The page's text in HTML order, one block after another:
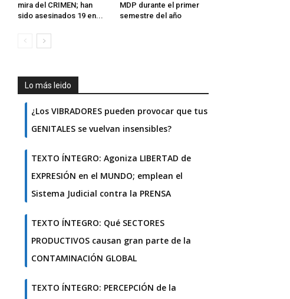
mira del CRIMEN; han
sido asesinados 19 en...
MDP durante el primer
semestre del año
Lo más leido
¿Los VIBRADORES pueden provocar que tus
GENITALES se vuelvan insensibles?
TEXTO ÍNTEGRO: Agoniza LIBERTAD de
EXPRESIÓN en el MUNDO; emplean el
Sistema Judicial contra la PRENSA
TEXTO ÍNTEGRO: Qué SECTORES
PRODUCTIVOS causan gran parte de la
CONTAMINACIÓN GLOBAL
TEXTO ÍNTEGRO: PERCEPCIÓN de la